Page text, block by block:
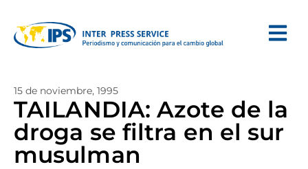
15 de noviembre, 1995
TAILANDIA: Azote de la
droga se filtra en el sur
musulman